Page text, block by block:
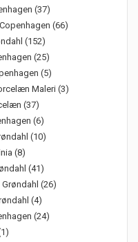
(37)
(66)
(152)
(25)
(5)
Maleri (3)
(37)
(6)
(10)
(8)
(41)
(26)
(4)
(24)